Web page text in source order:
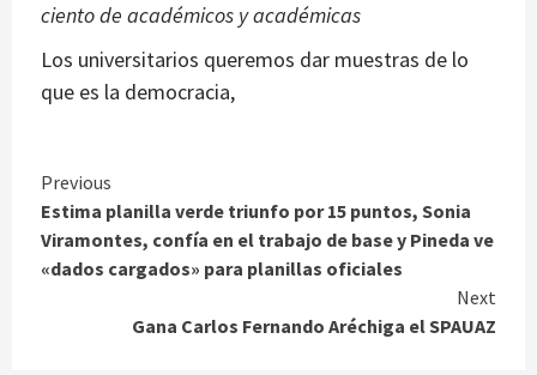
ciento de académicos y académicas
Los universitarios queremos dar muestras de lo
que es la democracia,
Continue
Reading
Previous
Estima planilla verde triunfo por 15 puntos, Sonia
Viramontes, confía en el trabajo de base y Pineda ve
«dados cargados» para planillas oficiales
Next
Gana Carlos Fernando Aréchiga el SPAUAZ